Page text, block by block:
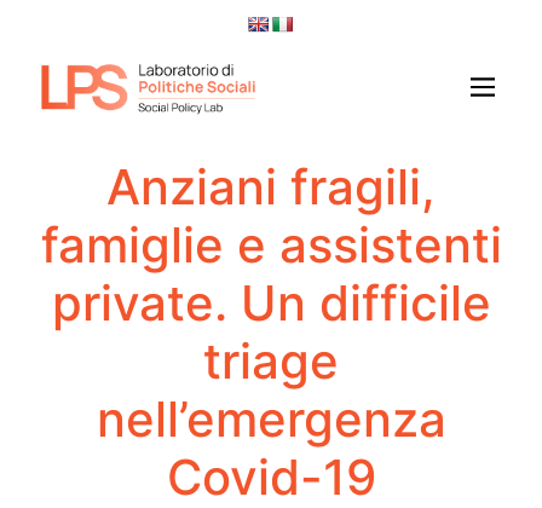
Anziani fragili,
famiglie e assistenti
private. Un difficile
triage
nell’emergenza
Covid-19